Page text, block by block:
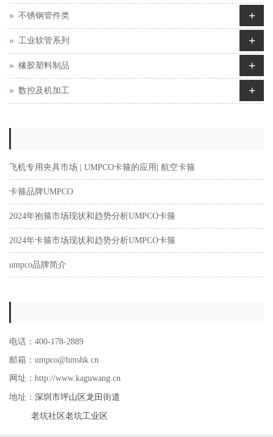
不锈钢管件类 +
工业软管系列 +
橡胶塑料制品 +
数控及机加工 +
飞机专用夹具市场 | UMPCO卡箍的应用| 航空卡箍
卡箍品牌UMPCO
2024年抱箍市场现状和趋势分析UMPCO卡箍
2024年卡箍市场现状和趋势分析UMPCO卡箍
umpco品牌简介
电话：400-178-2889
邮箱：umpco@hmshk.cn
网址：http://www.kaguwang.cn
地址： 深圳市坪山区龙田街道
老坑社区老坑工业区